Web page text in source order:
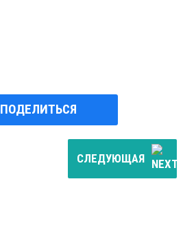
ПОДЕЛИТЬСЯ
СЛЕДУЮЩАЯ